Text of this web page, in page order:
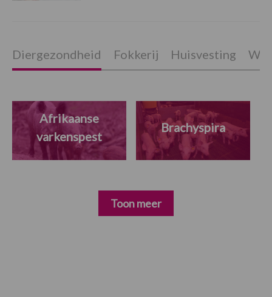
Diergezondheid Fokkerij Huisvesting
Afrikaanse
varkenspest
Brachyspira
Toon meer